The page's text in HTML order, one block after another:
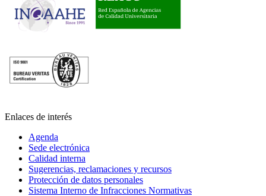
Enlaces de interés
Agenda
Sede electrónica
Calidad interna
Sugerencias, reclamaciones y recursos
Protección de datos personales
Sistema Interno de Infracciones Normativas